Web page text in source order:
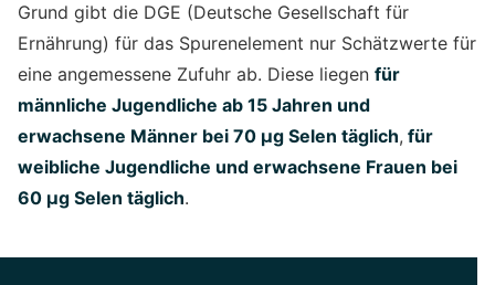
Grund gibt die DGE (Deutsche Gesellschaft für
Ernährung) für das Spurenelement nur Schätzwerte für
eine angemessene Zufuhr ab. Diese liegen für
männliche Jugendliche ab 15 Jahren und
erwachsene Männer bei 70 µg Selen täglich, für
weibliche Jugendliche und erwachsene Frauen bei
60 µg Selen täglich.